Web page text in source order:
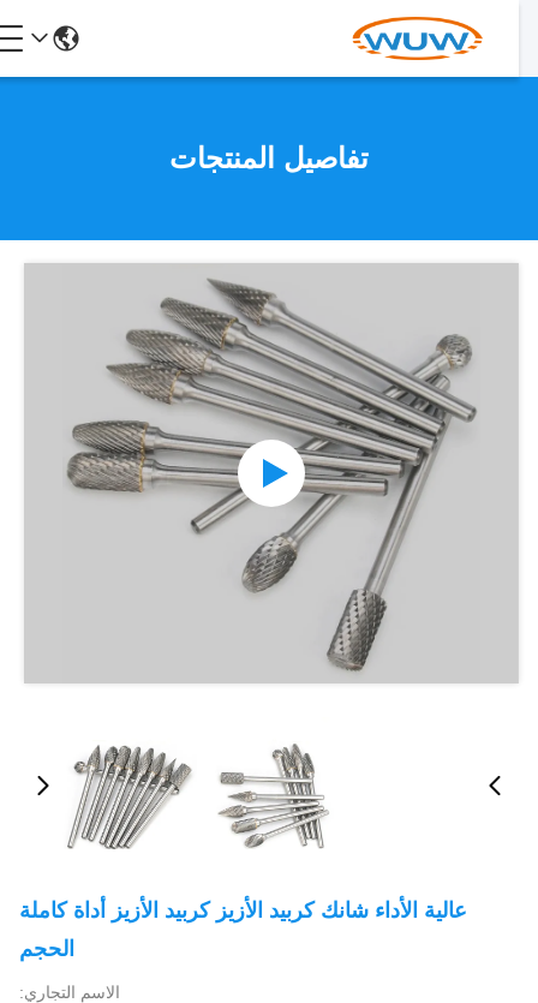
تفاصيل المنتجات
عالية الأداء شانك كربيد الأزيز كربيد الأزيز أداة كاملة
الحجم
الاسم التجاري: